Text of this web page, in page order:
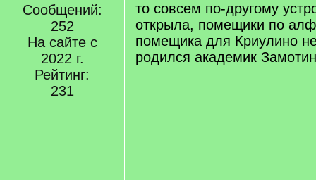
Сообщений:
252
На сайте с
2022 г.
Рейтинг:
231
то совсем по-другому
открыла, помещики по
помещика для Криулино
родился академик